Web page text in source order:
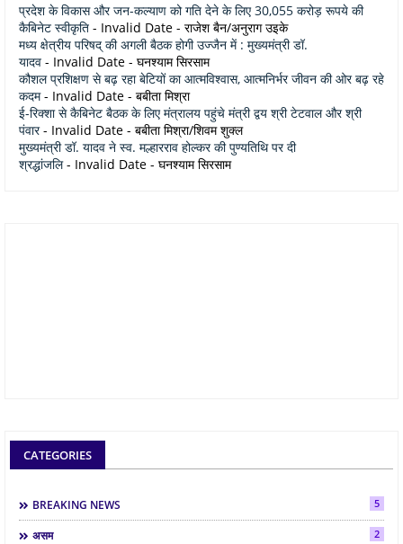
प्रदेश के विकास और जन-कल्याण को गति देने के लिए 30,055 करोड़ रूपये की
कैबिनेट स्वीकृति - Invalid Date - राजेश बैन/अनुराग उइके
मध्य क्षेत्रीय परिषद् की अगली बैठक होगी उज्जैन में : मुख्यमंत्री डॉ.
यादव - Invalid Date - घनश्याम सिरसाम
कौशल प्रशिक्षण से बढ़ रहा बेटियों का आत्मविश्वास, आत्मनिर्भर जीवन की ओर बढ़ रहे
कदम- Invalid Date - बबीता मिश्रा
ई-रिक्शा से कैबिनेट बैठक के लिए मंत्रालय पहुंचे मंत्री द्वय श्री टेटवाल और श्री
पंवार- Invalid Date - बबीता मिश्रा/शिवम शुक्ल
मुख्यमंत्री डॉ. यादव ने स्व. मल्हारराव होल्कर की पुण्यतिथि पर दी
श्रद्धांजलि- Invalid Date - घनश्याम सिरसाम
CATEGORIES
BREAKING NEWS 5
असम 2